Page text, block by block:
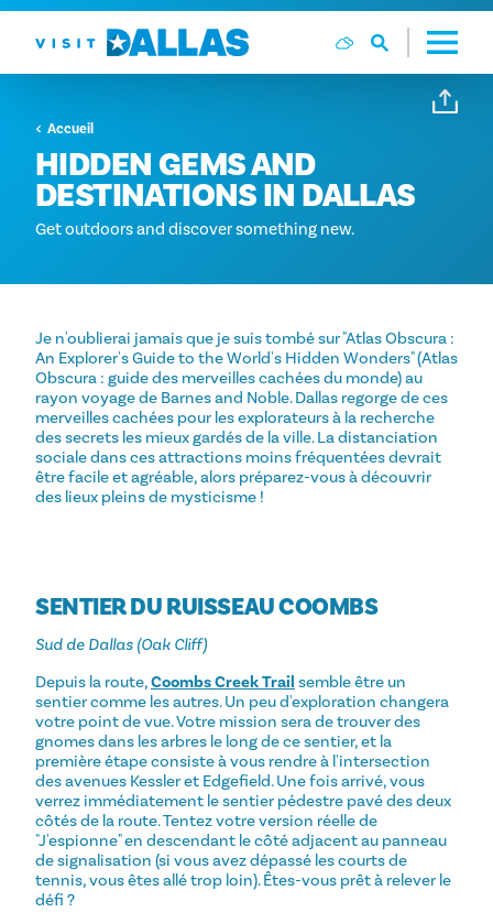
Aller directement au contenu
Accueil
HIDDEN GEMS AND
DESTINATIONS IN DALLAS
Get outdoors and discover something new.
Je n'oublierai jamais que je suis tombé sur "Atlas Obscura :
An Explorer's Guide to the World's Hidden Wonders" (Atlas
Obscura : guide des merveilles cachées du monde) au
rayon voyage de Barnes and Noble. Dallas regorge de ces
merveilles cachées pour les explorateurs à la recherche
des secrets les mieux gardés de la ville. La distanciation
sociale dans ces attractions moins fréquentées devrait
être facile et agréable, alors préparez-vous à découvrir
des lieux pleins de mysticisme !
SENTIER DU RUISSEAU COOMBS
Sud de Dallas (Oak Cliff)
Depuis la route,Coombs Creek Trail semble être un
sentier comme les autres. Un peu d'exploration changera
votre point de vue. Votre mission sera de trouver des
gnomes dans les arbres le long de ce sentier, et la
première étape consiste à vous rendre à l'intersection
des avenues Kessler et Edgefield. Une fois arrivé, vous
verrez immédiatement le sentier pédestre pavé des deux
côtés de la route. Tentez votre version réelle de
"J'espionne" en descendant le côté adjacent au panneau
de signalisation (si vous avez dépassé les courts de
tennis, vous êtes allé trop loin). Êtes-vous prêt à relever le
défi ?